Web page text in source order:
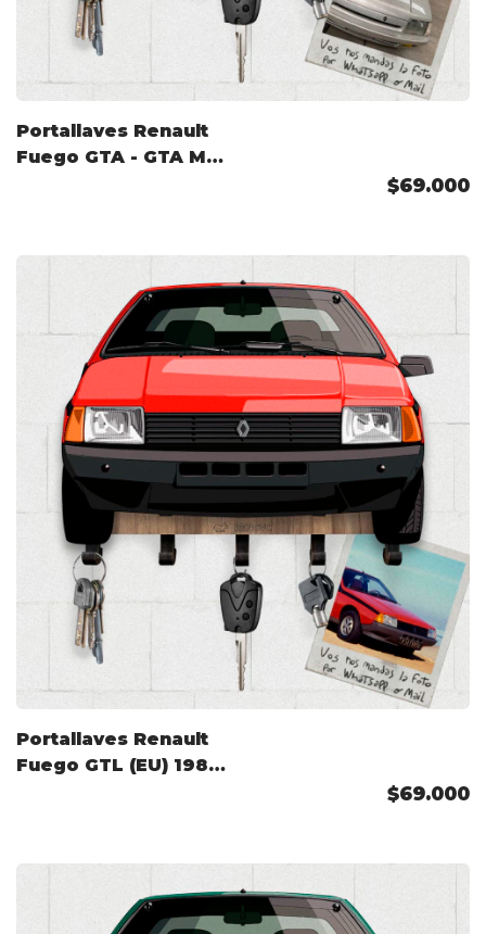
Portallaves Renault
Fuego GTA - GTA Max
$69.000
Portallaves Renault
Fuego GTL (EU) 1980
$69.000